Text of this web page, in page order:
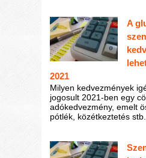
A
2021
Milyen kedvezmények
jogosult 2021-ben egy
adókedvezmény, emelt
pótlék, közétkeztetés stb.